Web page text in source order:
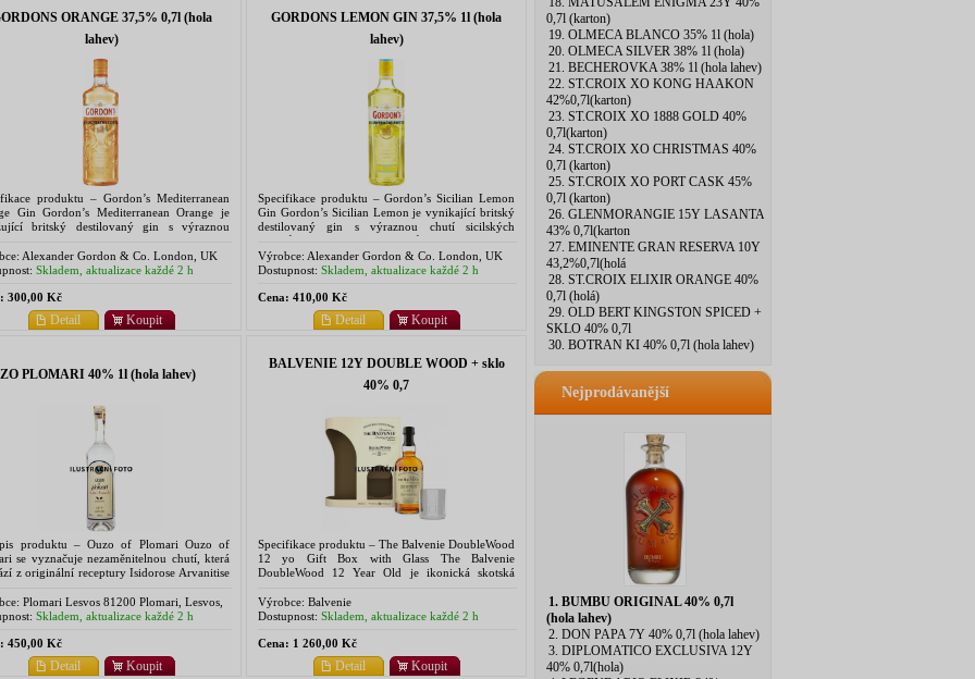
ORANGE 37,5% 0,7l (hola
lahev)
produktu – Gordon’s Mediterranean
Gin Gordon’s Mediterranean Orange je
britský destilovaný gin s výraznou
100%...
Alexander Gordon & Co. London, UK
Skladem, aktualizace každé 2 h
300,00 Kč
Koupit
Detail
GORDONS LEMON GIN 37,5% 1l (hola
lahev)
Specifikace produktu – Gordon’s Sicilian Lemon
Gin Gordon’s Sicilian Lemon je vynikající britský
destilovaný gin s výraznou chutí sicilských
citronů. Vznikl podle původní receptury
Alexandra Gordona,...
Výrobce: Alexander Gordon & Co. London, UK
Dostupnost: Skladem, aktualizace každé 2 h
Cena: 410,00 Kč
Koupit
Detail
PLOMARI 40% 1l (hola lahev)
produktu – Ouzo of Plomari Ouzo of
se vyznačuje nezaměnitelnou chutí, která
z originální receptury Isidorose Arvanitise
Plomari Lesvos 81200 Plomari, Lesvos,
Skladem, aktualizace každé 2 h
450,00 Kč
Koupit
Detail
BALVENIE 12Y DOUBLE WOOD + sklo
40% 0,7
Specifikace produktu – The Balvenie DoubleWood
12 yo Gift Box with Glass The Balvenie
DoubleWood 12 Year Old je ikonická skotská
sudů – nejprve v...
Výrobce: Balvenie
Dostupnost: Skladem, aktualizace každé 2 h
Cena: 1 260,00 Kč
Koupit
Detail
0,7l (karton)
19. OLMECA BLANCO 35% 1l (hola)
20. OLMECA SILVER 38% 1l (hola)
21. BECHEROVKA 38% 1l (hola lahev)
22. ST.CROIX XO KONG HAAKON
42%0,7l(karton)
23. ST.CROIX XO 1888 GOLD 40%
0,7l(karton)
24. ST.CROIX XO CHRISTMAS 40%
0,7l (karton)
25. ST.CROIX XO PORT CASK 45%
0,7l (karton)
26. GLENMORANGIE 15Y LASANTA
43% 0,7l(karton
27. EMINENTE GRAN RESERVA 10Y
43,2%0,7l(holá
28. ST.CROIX ELIXIR ORANGE 40%
0,7l (holá)
29. OLD BERT KINGSTON SPICED +
SKLO 40% 0,7l
30. BOTRAN KI 40% 0,7l (hola lahev)
Nejprodávanější
1. BUMBU ORIGINAL 40% 0,7l
(hola lahev)
2. DON PAPA 7Y 40% 0,7l (hola lahev)
3. DIPLOMATICO EXCLUSIVA 12Y
40% 0,7l(hola)